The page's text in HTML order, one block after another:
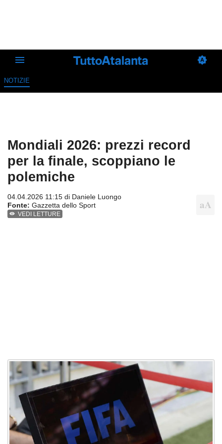
NOTIZIE
Mondiali 2026: prezzi record
per la finale, scoppiano le
polemiche
04.04.2026 11:15 di Daniele Luongo
Fonte: Gazzetta dello Sport
VEDI LETTURE